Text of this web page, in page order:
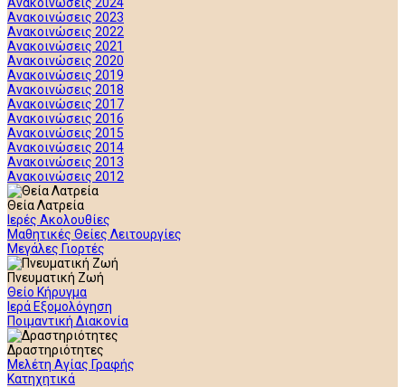
Ανακοινώσεις 2023
Ανακοινώσεις 2022
Ανακοινώσεις 2021
Ανακοινώσεις 2020
Ανακοινώσεις 2019
Ανακοινώσεις 2018
Ανακοινώσεις 2017
Ανακοινώσεις 2016
Ανακοινώσεις 2015
Ανακοινώσεις 2014
Ανακοινώσεις 2013
Ανακοινώσεις 2012
Θεία Λατρεία
Ιερές Ακολουθίες
Μαθητικές Θείες Λειτουργίες
Μεγάλες Γιορτές
Πνευματική Ζωή
Θείο Κήρυγμα
Ιερά Εξομολόγηση
Ποιμαντική Διακονία
Δραστηριότητες
Μελέτη Αγίας Γραφής
Κατηχητικά